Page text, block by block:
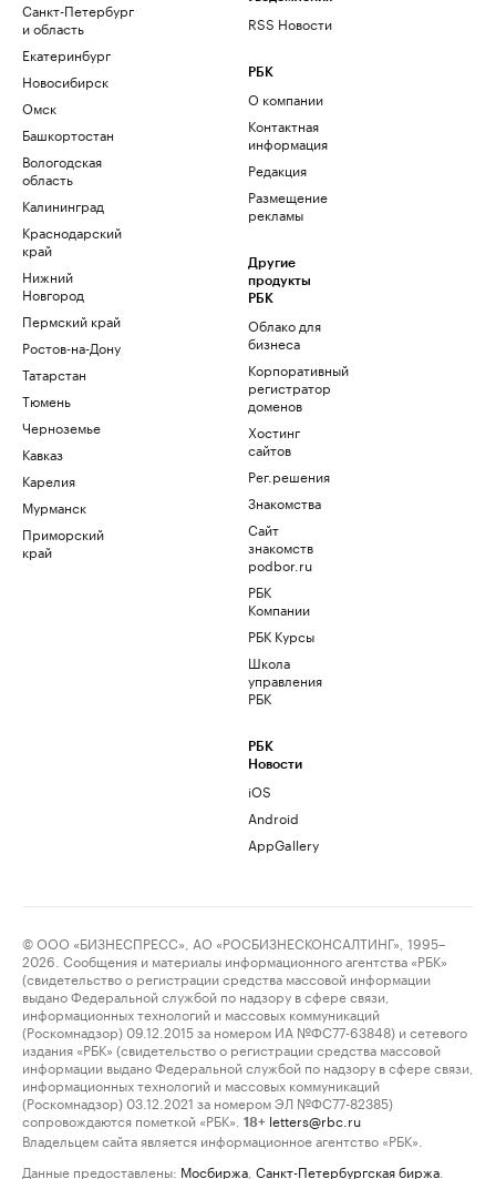
Санкт-Петербург
и область
Екатеринбург
Новосибирск
Омск
Башкортостан
Вологодская
область
Калининград
Краснодарский
край
Нижний
Новгород
Пермский край
Ростов-на-Дону
Татарстан
Тюмень
Черноземье
Кавказ
Карелия
Мурманск
Приморский
край
RSS Новости
РБК
О компании
Контактная
информация
Редакция
Размещение
рекламы
Другие
продукты
РБК
Облако для
бизнеса
Корпоративный
регистратор
доменов
Хостинг
сайтов
Рег.решения
Знакомства
Сайт
знакомств
podbor.ru
РБК
Компании
РБК Курсы
Школа
управления
РБК
РБК
Новости
iOS
Android
AppGallery
© ООО «БИЗНЕСПРЕСС», АО «РОСБИЗНЕСКОНСАЛТИНГ», 1995–
2026. Сообщения и материалы информационного агентства «РБК»
(свидетельство о регистрации средства массовой информации
выдано Федеральной службой по надзору в сфере связи,
информационных технологий и массовых коммуникаций
(Роскомнадзор) 09.12.2015 за номером ИА №ФС77-63848) и сетевого
издания «РБК» (свидетельство о регистрации средства массовой
информации выдано Федеральной службой по надзору в сфере связи,
информационных технологий и массовых коммуникаций
(Роскомнадзор) 03.12.2021 за номером ЭЛ №ФС77-82385)
сопровождаются пометкой «РБК».
18+ letters@rbc.ru
Владельцем сайта является информационное агентство «РБК».
Данные предоставлены: Мосбиржа Санкт-Петербургская биржа